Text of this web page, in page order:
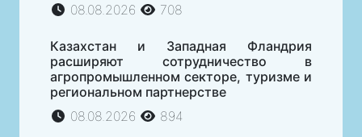
08.08.2026
708
Казахстан и Западная Фландрия
расширяют сотрудничество в
агропромышленном секторе, туризме и
региональном партнерстве
08.08.2026
894